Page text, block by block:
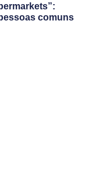
comuns